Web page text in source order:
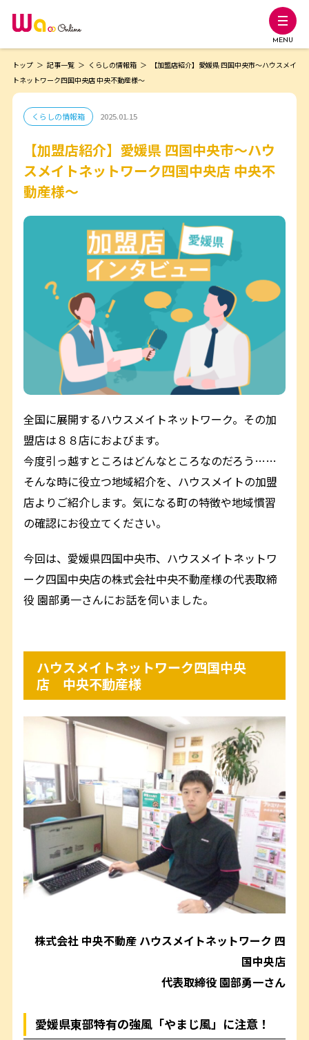
MENU
トップ 記事一覧 くらしの情報箱
【加盟店紹介】愛媛県 四国中央市～ハウスメイ
トネットワーク四国中央店 中央不動産様～
くらしの情報箱 2025.01.15
【加盟店紹介】愛媛県 四国中央市～ハウ
スメイトネットワーク四国中央店 中央不
動産様～
全国に展開するハウスメイトネットワーク。その加
盟店は８８店におよびます。
今度引っ越すところはどんなところなのだろう……
そんな時に役立つ地域紹介を、ハウスメイトの加盟
店よりご紹介します。気になる町の特徴や地域慣習
の確認にお役立てください。
今回は、愛媛県四国中央市、ハウスメイトネットワ
ーク四国中央店の株式会社中央不動産様の代表取締
役 園部勇一さんにお話を伺いました。
ハウスメイトネットワーク四国中央
店 中央不動産様
株式会社 中央不動産 ハウスメイトネットワーク 四
国中央店
代表取締役 園部勇一さん
愛媛県東部特有の強風「やまじ風」に注意！